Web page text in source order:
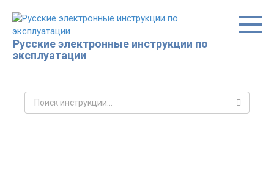
контенту
Русские электронные инструкции по
эксплуатации
Поиск: